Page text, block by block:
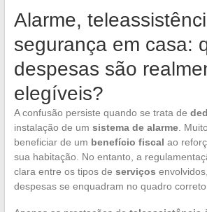
Alarme,
segurança em casa:
despesas são
elegíveis?
A confusão persiste quando se trata de
instalação de um sistema de alarme.
beneficiar de um benefício fiscal ao
sua habitação. No entanto, a
clara entre os tipos de serviços
despesas se enquadram no quadro correto.